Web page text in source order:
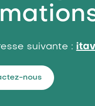
aux pratiques
en œuvre,
suivante :
nous